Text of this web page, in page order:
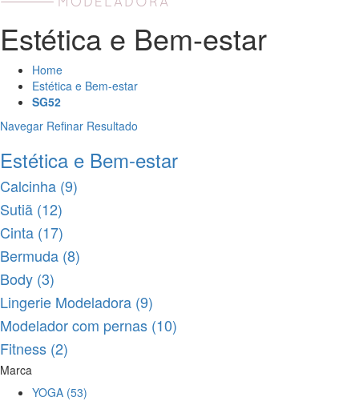
Estética e Bem-estar
Home
Estética e Bem-estar
SG52
Navegar Refinar Resultado
Estética e Bem-estar
Calcinha (9)
Sutiã (12)
Cinta (17)
Bermuda (8)
Body (3)
Lingerie Modeladora (9)
Modelador com pernas (10)
Fitness (2)
Marca
YOGA (53)